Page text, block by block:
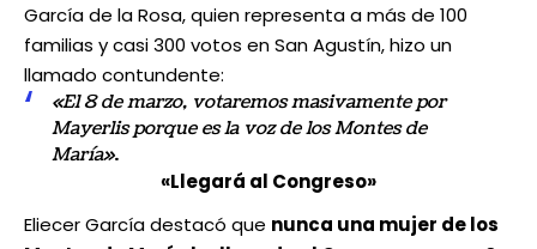
García de la Rosa, quien representa a más de 100
familias y casi 300 votos en San Agustín, hizo un
llamado contundente:
«El 8 de marzo, votaremos masivamente por
Mayerlis porque es la voz de los Montes de
María».
«Llegará al Congreso»
Eliecer García destacó que nunca una mujer de los